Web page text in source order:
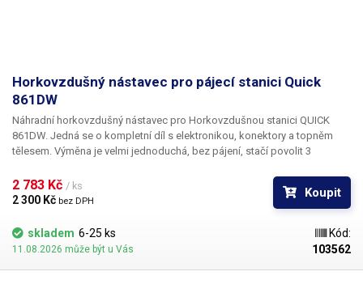
Horkovzdušný nástavec pro pájecí stanici Quick
861DW
Náhradní horkovzdušný nástavec pro Horkovzdušnou stanici QUICK
861DW. Jedná se o kompletní díl s elektronikou, konektory a topněm
tělesem. Výměna je velmi jednoduchá, bez pájení, stačí povolit 3
nasunout nový a zašroubovat.
2 783 Kč / ks
2 300 Kč bez DPH
Koupit
skladem 6-25 ks
11.08.2026 může být u Vás
Kód:
103562